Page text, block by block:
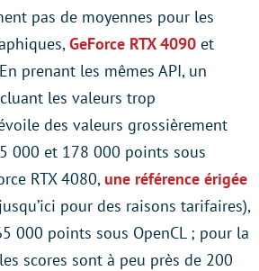
pas de moyennes pour les
GeForce RTX 4090 et
prenant les mêmes API, un
les valeurs trop
des valeurs grossièrement
000 et 178 000 points sous
RTX 4080, une référence érigée
pour des raisons tarifaires),
000 points sous OpenCL ; pour la
scores sont à peu près de 200